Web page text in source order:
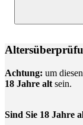
Achtung: um
18 Jahre alt sein.
Sind Sie 18 Jahre